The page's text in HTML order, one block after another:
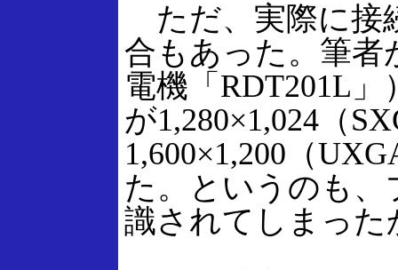
ただ、実際に接
合もあった。筆者
電機「RDT201L
が1,280×1,024（
1,600×1,200（
た。というのも
識されてしまった